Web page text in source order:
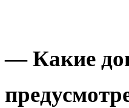
— Какие